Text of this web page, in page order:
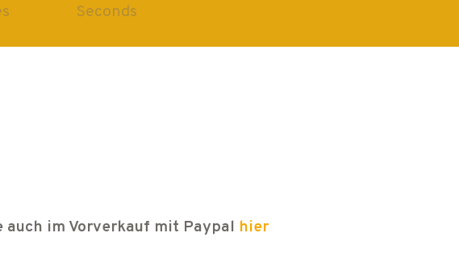
Seconds
auch im Vorverkauf mit Paypal hier